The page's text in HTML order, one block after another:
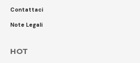
Contattaci
Note Legali
HOT